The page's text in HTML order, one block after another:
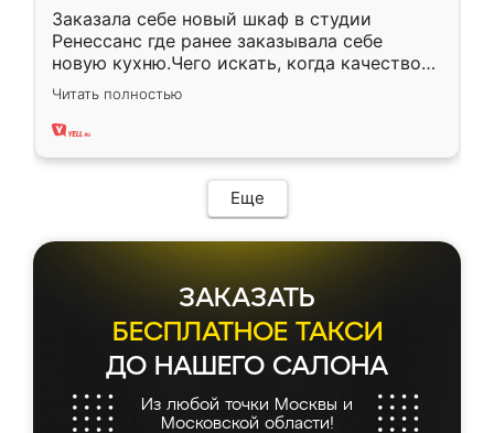
Заказала себе новый шкаф в студии
Ренессанс где ранее заказывала себе
новую кухню.Чего искать, когда качеством
вполне довольна. Служит кухня уже почти
два года, нареканий нет.
Читать полностью
Еще
ЗАКАЗАТЬ
БЕСПЛАТНОЕ ТАКСИ
ДО НАШЕГО САЛОНА
Из любой точки Москвы и
Московской области!